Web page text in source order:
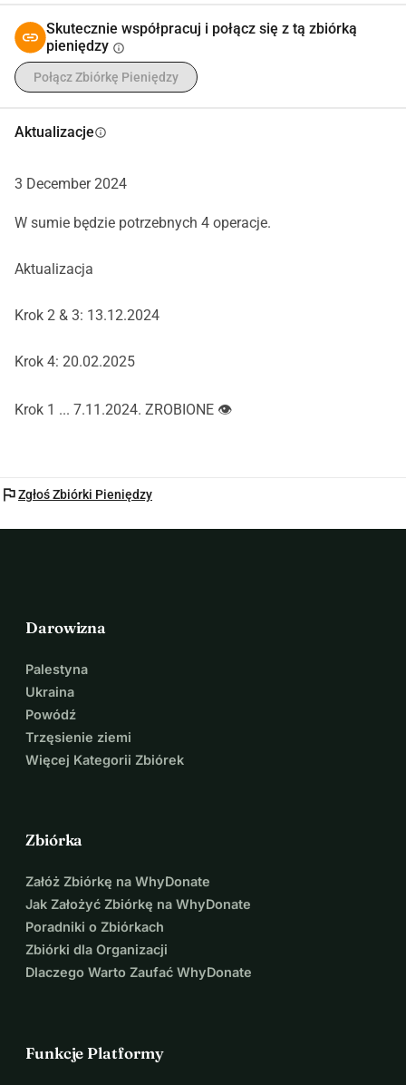
wzrok w pełni.
Dlatego potrzebuję waszego wsparcia, finansowego i
emocjonalnego.
Doceniam każdą dobrą myśl i każdą darowiznę pieniężną.
zobaczymy...
Niech tak będzie....
Skutecznie współpracuj i połącz się z tą zbiórką
pieniędzy info
Połącz Zbiórkę Pieniędzy
Aktualizacjeinfo
3 December 2024
W sumie będzie potrzebnych 4 operacje.
Aktualizacja
Krok 2 & 3: 13.12.2024
Krok 4: 20.02.2025
Krok 1 ... 7.11.2024. ZROBIONE 👁️
flagZgłoś Zbiórki Pieniędzy
Darowizna
Palestyna
Ukraina
Powódź
Trzęsienie ziemi
Więcej Kategorii Zbiórek
Zbiórka
Załóż Zbiórkę na WhyDonate
Jak Założyć Zbiórkę na WhyDonate
Poradniki o Zbiórkach
Zbiórki dla Organizacji
Dlaczego Warto Zaufać WhyDonate
Funkcje Platformy